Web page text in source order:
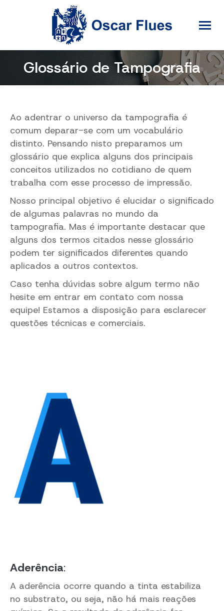
Glossário de Tampografia
Ao adentrar o universo da tampografia é
comum deparar-se com um vocabulário
distinto. Pensando nisto preparamos um
glossário que explica alguns dos principais
conceitos utilizados no cotidiano de quem
trabalha com esse processo de impressão.
Nosso principal objetivo é elucidar o significado
de algumas palavras no mundo da
tampografia. Mas é importante destacar que
alguns dos termos citados nesse glossário
podem ter significados diferentes quando
aplicados a outros contextos.
Caso tenha dúvidas sobre algum termo não
hesite em entrar em contato com nossa
equipe! Estamos a disposição para esclarecer
questões técnicas e comerciais.
Aderência:
A aderência ocorre quando a tinta estabiliza
no substrato, ou seja, não há mais reações